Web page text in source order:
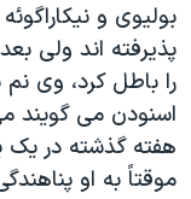
بولیوی و
پذیرفته اند ولی
را باطل کرد، وی
اسنودن می گویند
هفته گذشته در
موقتاً به او